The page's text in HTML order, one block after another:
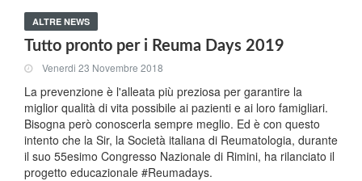
ALTRE NEWS
Tutto pronto per i Reuma Days 2019
Venerdi 23 Novembre 2018
La prevenzione è l'alleata più preziosa per garantire la
miglior qualità di vita possibile ai pazienti e ai loro famigliari.
Bisogna però conoscerla sempre meglio. Ed è con questo
intento che la Sir, la Società italiana di Reumatologia, durante
il suo 55esimo Congresso Nazionale di Rimini, ha rilanciato il
progetto educazionale #Reumadays.